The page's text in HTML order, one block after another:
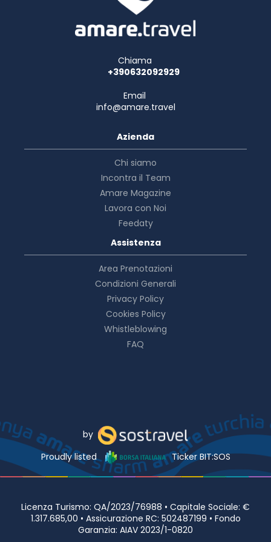
Chiama
+390632092929
Email
info@amare.travel
Azienda
Chi siamo
Incontra il Team
Amare Magazine
Lavora con Noi
Feedaty
Assistenza
Area Prenotazioni
Condizioni Generali
Privacy Policy
Cookies Policy
Whistleblowing
FAQ
by
Proudly listed
Ticker BIT:SOS
Licenza Turismo: QA/2023/76988 • Capitale Sociale: €
1.317.685,00 • Assicurazione RC: 502487199 • Fondo
Garanzia: AIAV 2023/1-0820